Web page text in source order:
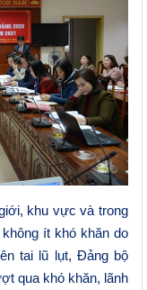
khu vực và trong
ít khó khăn do
tai lũ lụt, Đảng bộ
qua khó khăn, lãnh